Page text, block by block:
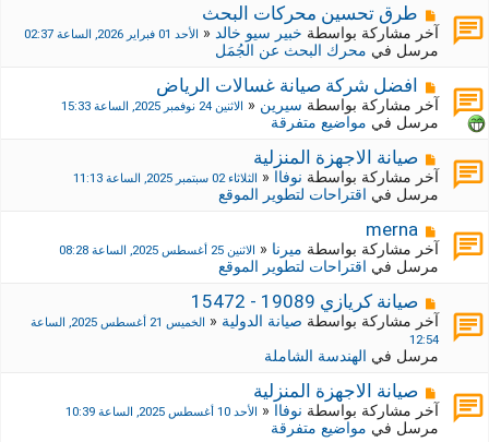
ج
د
ي
ة
م
ش
ر
ك
ة
ج
د
د
ة
طرق تحسين محركات البحث
آخر مشاركة بواسطة خبير سيو خالد« الأحد 01 فبراير 2026, الساعة 02:37
مرسل في محرك البحث عن الجُمَل
م
ش
ر
ك
ة
ج
د
د
ة
افضل شركة صيانة غسالات الرياض
آخر مشاركة بواسطة سيرين« الاثنين 24 نوفمبر 2025, الساعة 15:33
مرسل في مواضيع متفرقة
م
ش
ر
ك
ة
ج
د
د
ة
صيانة الاجهزة المنزلية
آخر مشاركة بواسطة نوفاا« الثلاثاء 02 سبتمبر 2025, الساعة 11:13
مرسل في اقتراحات لتطوير الموقع
م
ش
ر
ك
ة
ج
د
ي
ة
merna
آخر مشاركة بواسطة ميرنا« الاثنين 25 أغسطس 2025, الساعة 08:28
مرسل في اقتراحات لتطوير الموقع
م
ش
ا
ك
ة
ج
د
ي
صيانة كريازي 19089 - 15472
آخر مشاركة بواسطة صيانة الدولية«
الخميس 21 أغسطس 2025, الساعة
12:54
مرسل في الهندسة الشاملة
م
ش
صيانة الاجهزة المنزلية
آخر مشاركة بواسطة نوفاا« الأحد 10 أغسطس 2025, الساعة 10:39
مرسل في مواضيع متفرقة